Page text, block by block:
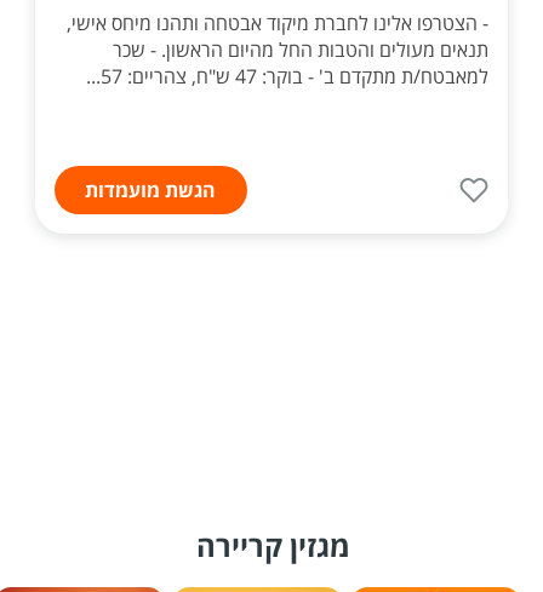
- הצטרפו אלינו לחברת מיקוד אבטחה ותהנו מיחס אישי,
תנאים מעולים והטבות החל מהיום הראשון. - שכר
למאבטח/ת מתקדם ב' - בוקר: 47 ש"ח, צהריים: 57...
הגשת מועמדות
מגזין קריירה